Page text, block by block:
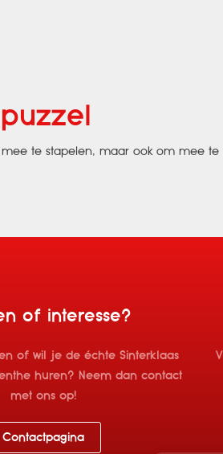
mee te stapelen, maar ook om mee
of interesse?
of wil je de échte Sinterklaas
huren? Neem dan contact
met ons op!
Contactpagina